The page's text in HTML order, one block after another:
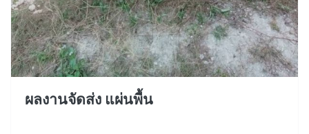
ผลงานจัดส่ง แผ่นพื้น